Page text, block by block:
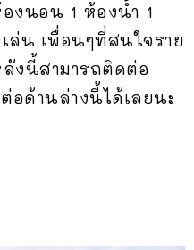
งนอน 1 ห้องน้ำ 1
ล่น เพื่อนๆที่สนใจราย
ลังนี้สามารถติดต่อ
อด้านล่างนี้ได้เลยนะ